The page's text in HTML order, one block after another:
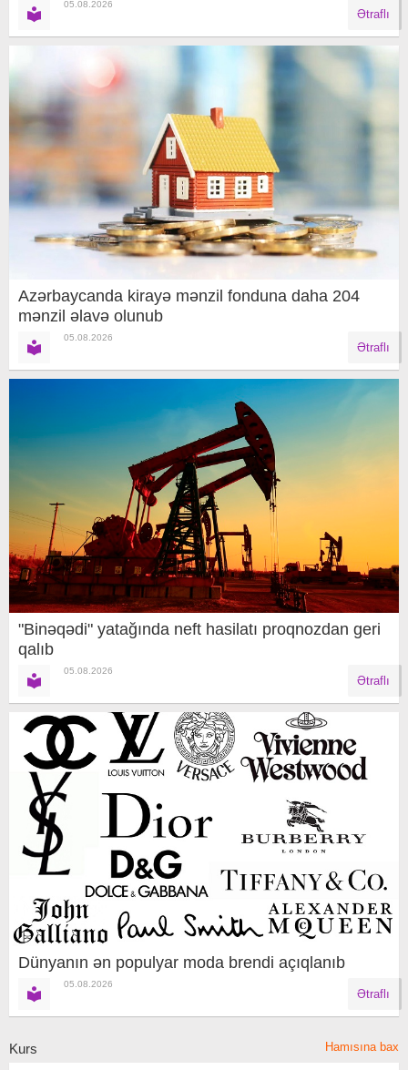
05.08.2026
Ətraflı
Azərbaycanda kirayə mənzil fonduna daha 204
mənzil əlavə olunub
05.08.2026
Ətraflı
"Binəqədi" yatağında neft hasilatı proqnozdan geri
qalıb
05.08.2026
Ətraflı
Dünyanın ən populyar moda brendi açıqlanıb
05.08.2026
Ətraflı
Kurs Hamısına bax